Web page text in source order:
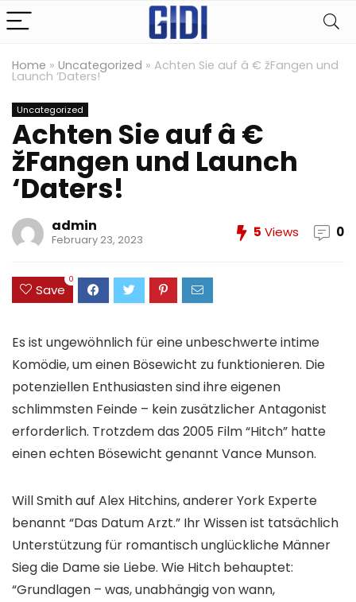
Home » Uncategorized » Achten Sie auf â € žFangen und
Launch ‘Daters!
Uncategorized
Achten Sie auf â €
žFangen und Launch
‘Daters!
admin
February 23, 2023 5 Views 0
Save
0
Es ist ungewöhnlich für eine unbeschwerte intime
Komödie, um einen Bösewicht zu funktionieren. Die
potenziellen Enthusiasten sind ihre eigenen
schlimmsten Feinde – kein zusätzlicher Antagonist
erforderlich. Trotzdem das 2005 Film “Hitch” hatte
einen echten Bösewicht genannt Vance Munson.
Will Smith auf Alex Hitchins, anderer York Experte
benannt “Das Datum Arzt.” Ihr Wissen ist tatsächlich
Unterstützung für romantisch unglückliche Männer
Sieg die Dame sie Liebe. Wie Hitch behauptet:
“Grundlagen – was, unabhängig von wann,